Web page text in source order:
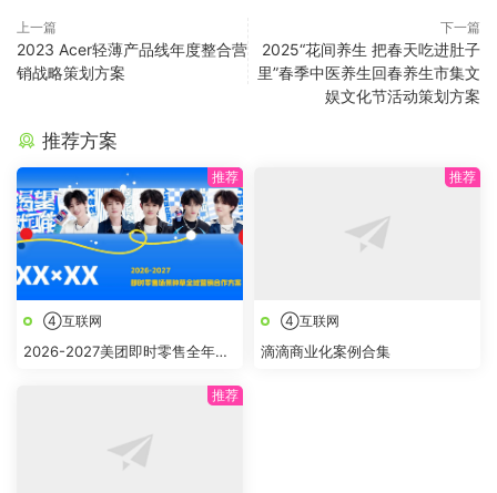
上一篇
2023 Acer轻薄产品线年度整合营
销战略策划方案
下一篇
2025“花间养生 把春天吃进肚子
里”春季中医养生回春养生市集文
娱文化节活动策划方案
推荐方案
④互联网
2026-2027美团即时零售全年节
④互联网
滴滴商业化案例合集